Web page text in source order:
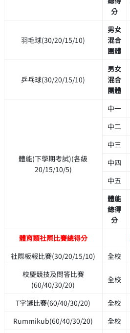
分
羽毛球(30/20/15/10)
男女
混合
團體
乒乓球(30/20/15/10)
男女
混合
團體
體能(下學期考試)(各級
20/15/10/5)
中一
中二
中三
中四
中五
體能
總得
分
體育類社際比賽總得分
社際板報比賽(30/20/15/10)
全校
校慶競技及問答比賽
(60/40/30/20)
全校
T字謎比賽(60/40/30/20) 全校
Rummikub(60/40/30/20)
全校